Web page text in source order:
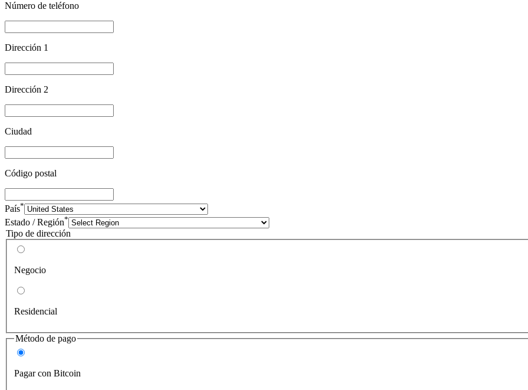
Número de teléfono
Dirección 1
Dirección 2
Ciudad
Código postal
País*
Estado / Región*
Tipo de dirección
Negocio
Residencial
Método de pago
Pagar con Bitcoin